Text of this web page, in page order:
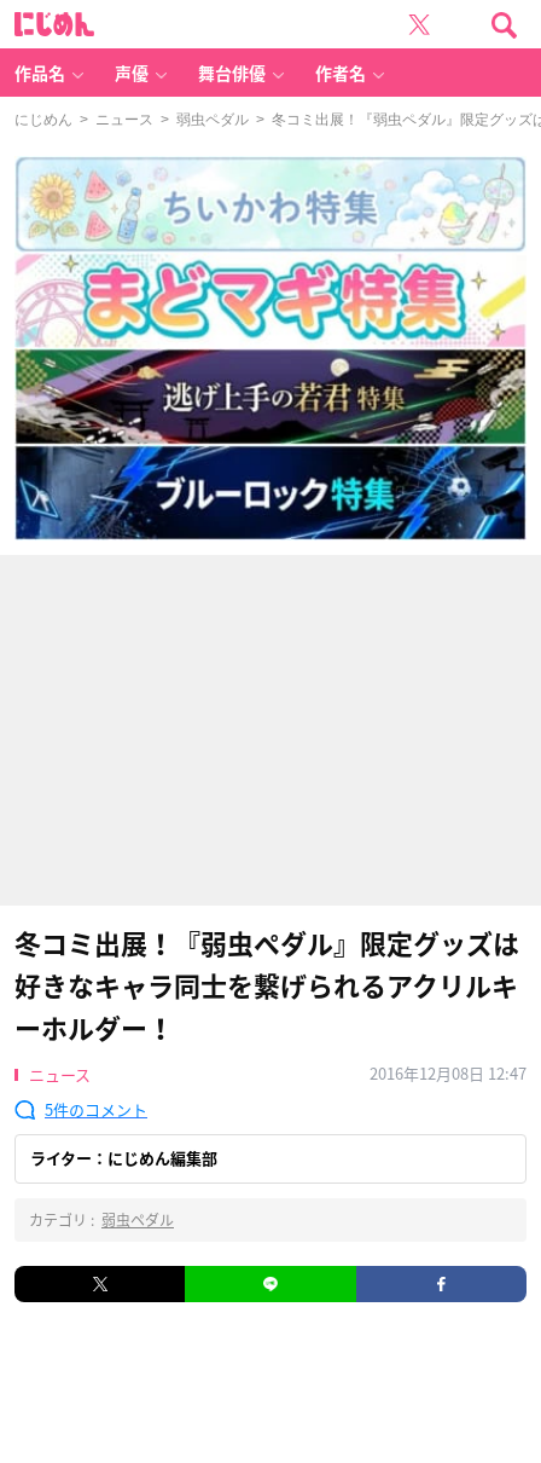
作品名 声優 舞台俳優 作者名
にじめん > ニュース > 弱虫ペダル > 冬コミ出展！『弱虫ペダル』限定グッズ
冬コミ出展！『弱虫ペダル』限定グッズは
好きなキャラ同士を繋げられるアクリルキ
ーホルダー！
ニュース
2016年12月08日 12:47
5
ライター：にじめん編集部
カテゴリ : 弱虫ペダル